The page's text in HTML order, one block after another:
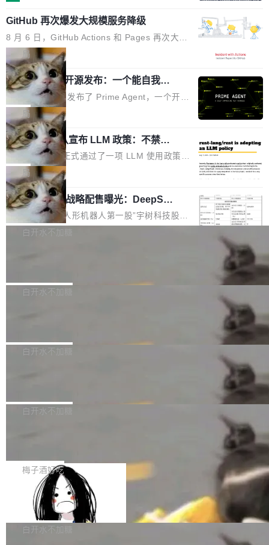
鸿蒙通过统一技术底座和分布式能力，为不同类
型智能设备的开发、连接与互联提供关键支撑，
也为产业链企业探索产品创新与商业增长打开新
的空间。 8月14日，开源鸿蒙智能硬件开发者日
（OHDD：OpenHarmony Hardware Develope
r Day）将在杭州启航。活动面向智能硬件产业
链企业和开发者，邀请行业专家与资深技术顾
问，围绕开源鸿蒙技术能力、设备适配、芯片适
配、功耗与稳定性调优、兼容性测评及统一互联
等内容展开系统讲解和实战交流，帮助企业进一
步了解开源鸿蒙在智能...
GitHub 再次爆发大规模服务降级
8 月 6 日，GitHub Actions 和 Pages 再次大规
模服务降级，Actions 完全不可用超过 5 小时，
webhook 停发，连自托管 runner 也因调度层故
障无法工作。Pages、Copilot code review、C
opilot coding agent 全部受影响。从检测到完全
恢复，大约 12 小时。 这是 2026 年 8 月的第六
起事故，其中四起与 AI/Copilot 服务相关。 Git
Hub 员工 kdaigle 在 HN 讨论中贴出了一组数
据：2025 年全年 10 亿次 commit。现在，每周
2.75 亿次，全年预计 140 亿次。GitHub...
局
Prime Agent 开源发布：一个能自我改
进的编程 Agent，ARC-AGI 3 超越人类
专家基线
Prime Intellect 发布了 Prime Agent，一个开源
的编程 Agent Harness，核心设计围绕两个抽
象：Recursive Language Model（RLM）和 C
ontinual Harness。在 ARC-AGI 3 基准测试
上，Prime Agent + Opus 5 的组合达到了 95.
5% RHAE Best@1，超过了 ARC 报告的人类专
家基线 95.4%。 不是又一个 coding agent 包装
器 Prime Agent 的架构和市面上大多数 coding
agent 有本质区别。大多数 agent harness 的设
计是基于早期模型的能力—...
局
Rust 项目团队宣布 LLM 政策：不禁
止，但你要承认哪些代码不是你写的
Rust 语言项目正式通过了一项 LLM 使用政策，
覆盖 rust-lang/rust 单一仓库的代码贡献。这不
是项目级别的官方立场，目前由五个团队采纳，
但它可能是主流开源项目中关于 AI 辅助贡献最
细致的一份规则。 政策的核心只有一句话：LLM
可以用来分析、提炼、审阅、建议，但不能用来
不得生成涉及安全性的关键变更，除非作者本身
局
宇树科技 IPO 战略配售曝光：DeepSe
ek 获配 93.3 万股，锁定 36 个月
8月6日晚间，“人形机器人第一股”宇树科技股份
有限公司披露IPO发行价格及战略配售结果，杭
36个月。 公告显示，本次宇树科技战略配售对
员工参与设立的专项资产管理计划。其中，Dee
获配9...
白开水不加糖
Bug fixes and enhancements 修复多次传递同
一个回归问题，该问题导致拉取镜像时会拒绝包
题，该问题可能导致在旧版 Linux 内核...
白开水不加糖
e 孵化器项目管理委员会（IPMC）投票中获得
P）！这一里程碑不仅标志着 Fluss 迈入新的发
白开水不加糖
长期停止内容更新，未能实现其作为“AI版维基百
提交的编辑请求也长期处于待处理状态。 Groki
pedia 于去年底上线，定位为由人工智能生成内
容的百科平台，被马斯克视为传统众包百科网站
维基百科的替代方案。Lawfare 调查发现，无论
热门页面还是低关注度页面，均未出现近期更
白开水不加糖
是这样的：配 MessageSource 的 Bean、写 R
eloadableResourceBundleMessageSource、
声明 LocaleResolver、注册 LocaleChangeInt
erceptor…五六步之后才能看到第一行翻译文
本。 Solon 换了个方式。整个 i18n 模块围绕三
梅子酒好吃
Apache Doris 4.1 全面增强 Iceberg：
支持 UPDATE、MERGE INTO 与 Iceb
erg V3
Apache Doris 4.1 要补齐的，正是缺失的那一
半。在已有查询能力的基础上，Doris 进一步支
白开水不加糖